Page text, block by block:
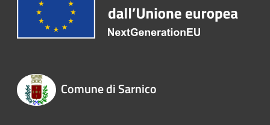
Comune di Sarnico